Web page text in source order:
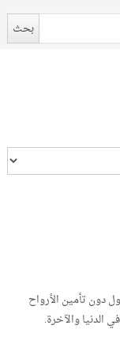
دون تأمين الأرواح
الدنيا والآخرة.